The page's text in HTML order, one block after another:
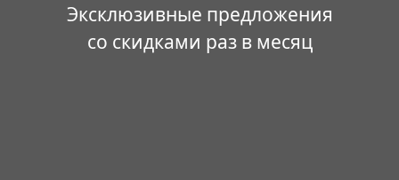
Эксклюзивные предложения
со скидками раз в месяц